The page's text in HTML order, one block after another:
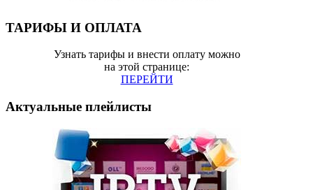
ТАРИФЫ И ОПЛАТА
Узнать тарифы и внести оплату можно
на этой странице:
ПЕРЕЙТИ
Актуальные плейлисты